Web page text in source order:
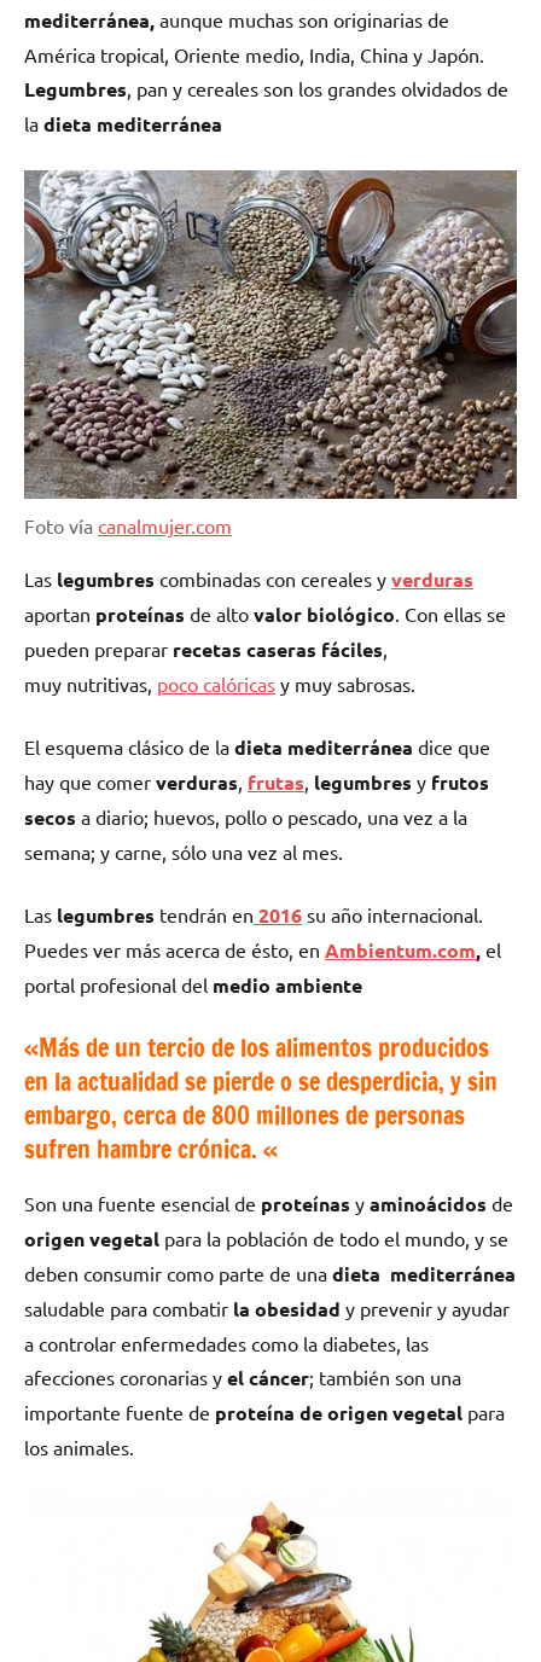
mediterránea, aunque muchas son originarias de
América tropical, Oriente medio, India, China y Japón.
Legumbres, pan y cereales son los grandes olvidados de
la dieta mediterránea
Foto vía canalmujer.com
Las legumbres combinadas con cereales y verduras
aportan proteínas de alto valor biológico . Con ellas se
pueden preparar recetas caseras fáciles
muy nutritivas, poco calóricas y muy sabrosas.
El esquema clásico de la dieta mediterránea dice que
hay que comer verduras frutas legumbres y frutos
secos a diario; huevos, pollo o pescado, una vez a la
semana; y carne, sólo una vez al mes.
Las legumbres tendrán en 2016 su año internacional.
Puedes ver más acerca de ésto, en Ambientum.com, el
portal profesional del medio ambiente
«Más de un tercio de los alimentos producidos
en la actualidad se pierde o se desperdicia, y sin
embargo, cerca de 800 millones de personas
sufren hambre crónica. «
Son una fuente esencial de proteínas y aminoácidos de
origen vegetal para la población de todo el mundo, y se
deben consumir como parte de una dieta mediterránea
saludable para combatir la obesidad y prevenir y ayudar
a controlar enfermedades como la diabetes, las
afecciones coronarias y el cáncer; también son una
importante fuente de proteína de origen vegetal para
los animales.